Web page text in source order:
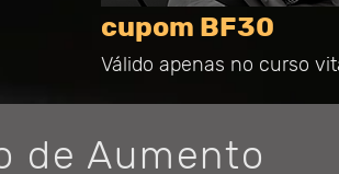
cupom BF30
Válido apenas no curso
de Aumento